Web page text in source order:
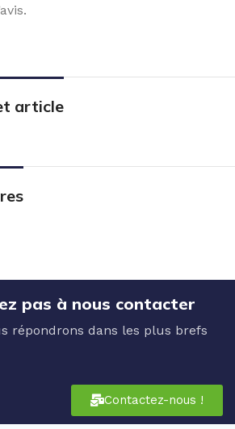
article
pas à nous contacter
répondrons dans les plus brefs
Contactez-nous !